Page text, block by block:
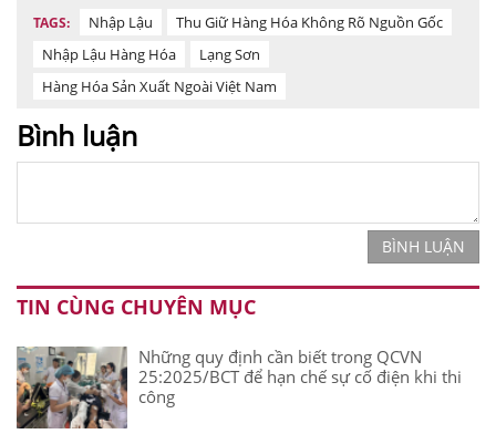
TAGS: Nhập Lậu
Thu Giữ Hàng Hóa Không Rõ Nguồn Gốc
Nhập Lậu Hàng Hóa
Lạng Sơn
Hàng Hóa Sản Xuất Ngoài Việt Nam
Bình luận
BÌNH LUẬN
TIN CÙNG CHUYÊN MỤC
Những quy định cần biết trong QCVN
25:2025/BCT để hạn chế sự cố điện khi thi
công